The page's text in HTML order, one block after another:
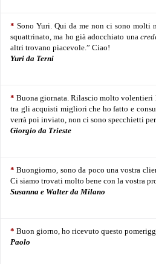
* Sono Yuri. Qui da me non ci sono molti
squattrinato, ma ho già adocchiato una
altri trovano piacevole.” Ciao!
Yuri da Terni
*Buona giornata. Rilascio molto volentieri
tra gli acquisti migliori che ho fatto e
verrà poi inviato, non ci sono specchietti
Giorgio da Trieste
*Buongiorno, sono da poco una vostra
Ci siamo trovati molto bene con la vostra
Susanna e Walter da Milano
* Buon giorno, ho ricevuto questo
Paolo